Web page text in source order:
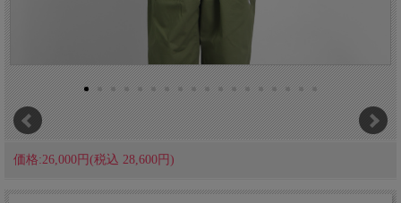
価格:26,000円(税込 28,600円)